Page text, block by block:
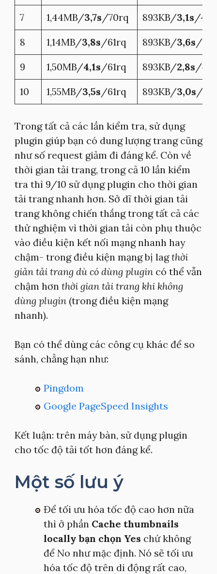
7 1,44MB/3,7s /70rq 893KB/3,1s /
8 1,14MB/3,8s /61rq 893KB/3,6s /
9 1,50MB/4,1s /61rq 893KB/2,8s /
10 1,55MB/3,5s /61rq 893KB/3,0s /
Trong tất cả các lần kiểm tra, sử dụng
plugin giúp bạn có dung lượng trang cũng
như số request giảm đi đáng kể. Còn về
thời gian tải trang, trong cả 10 lần kiểm
tra thì 9/10 sử dụng plugin cho thời gian
tải trang nhanh hơn. Sở dĩ thời gian tải
trang không chiến thắng trong tất cả các
thử nghiệm vì thời gian tải còn phụ thuộc
vào điều kiện kết nối mạng nhanh hay
chậm- trong điều kiện mạng bị lagthời
giản tải trang dù có dùng plugin có thể vẫn
chậm hơn thời gian tải trang khi không
dùng plugin (trong điều kiện mạng
nhanh).
Bạn có thể dùng các công cụ khác để so
sánh, chẳng hạn như:
Pingdom
Google PageSpeed Insights
Kết luận: trên máy bàn, sử dụng plugin
cho tốc độ tải tốt hơn đáng kể.
Một số lưu ý
Để tối ưu hóa tốc độ cao hơn nữa
thì ở phần Cache thumbnails
locally bạn chọn Yes chứ không
để No như mặc định. Nó sẽ tối ưu
hóa tốc độ trên di động rất cao,